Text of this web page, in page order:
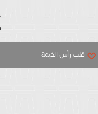
قلب رأس الخيمة